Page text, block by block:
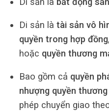
Di sản là tài sản vô
quyền trong hợp đồng,
hoặc quyền thương
Bao gồm cả quyền
nhượng quyền
phép chuyển giao